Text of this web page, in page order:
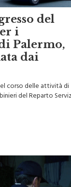
del
i
Palermo,
dai
corso delle attività di
del Reparto